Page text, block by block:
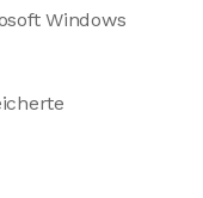
Windows